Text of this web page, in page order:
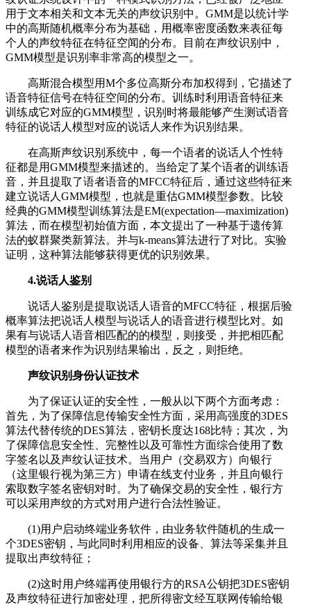
用于文本相关和文本无关的声纹识别中。GMM是以统计学
中的高斯随机概率分布为基础，用概率密度函数来表征每
个人的声纹特征在特征空闻的分布。目前在声纹识别中，
GMM模型是识别率非常高的模型之一。
高斯混合模型用M个多位高斯分布加权得到，它描述了
语音特征信号在特征空间的分布。训练时利用语音特征来
训练成它对应的GMM模型，识别时将最能够产生测试语音
特征的说话人模型对应的说话人来作为识别结果。
在高斯声纹识别系统中，每一个语者的说话人个性特
征都是用GMM模型来描述的。当给定了某个语者的训练语
音，并且提取了语者语音的MFCC特征后，通过这些特征来
建立说话人GMM模型，也就是重估GMM模型参数。比较
经典的GMM模型训练算法是EM(expectation—maximization)
算法，而在模型初始值方面，本文提出了一种基于遗传算
法的蚁群聚类新算法。并与k-means算法进行了对比。实验
证明，这种算法能够获得更优的识别效果。
4.说话人鉴别
说话人鉴别是提取说话人语音的MFCC特征，根据后验
概率算法把说话人模型与说话人的语音进行模型比对。如
果有与说话人语音相匹配的的模型，则接受，并把相匹配
模型的语者来作为识别结果输出，反之，则拒绝。
声纹识别身份认证技术
为了保证认证的安全性，一般从以下两个方面考虑：
首先，为了保障信息传输安全性方面，采用高强度的3DES
算法代替传统的DES算法，密钥长度达168比特；其次，为
了保障信息安全性、完整性以及可靠性方面综合使用了数
字签名以及声纹认证技术。当用户（交易双方）向银行
（这里银行视为第三方）申请在线支付业务，并且向银行
索取数字签名密钥对时。为了确保交易的安全性，银行方
可以采用声纹的方式对用户进行合法性验证。
(1)用户启动终端业务软件，由业务软件随机的生成一
个3DES密钥，与此同时利用相应的设备、算法等采集并且
提取出声纹特征；
(2)这时用户终端再使用银行方的RSA公钥把3DES密钥
及声纹特征进行加密处理，把所得密文经互联网传输给银